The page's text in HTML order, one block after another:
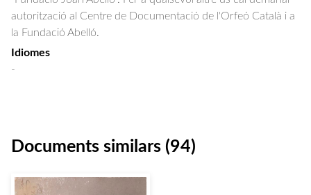
autorització al Centre de Documentació de l'Orfeó Català i a
la Fundació Abelló.
Idiomes
-
Documents similars (94)